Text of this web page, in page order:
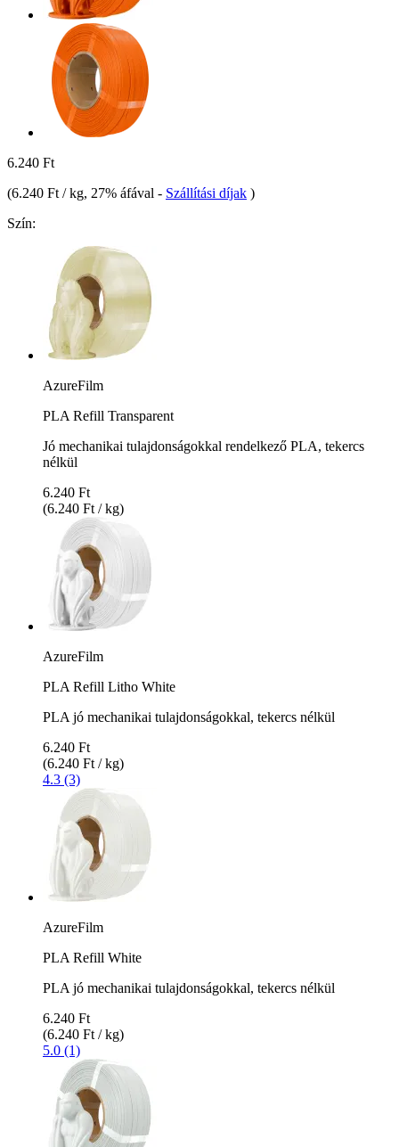
6.240 Ft
(6.240 Ft / kg, 27% áfával - Szállítási díjak )
Szín:
AzureFilm
PLA Refill Transparent
Jó mechanikai tulajdonságokkal rendelkező PLA, tekercs
nélkül
6.240 Ft
(6.240 Ft / kg)
AzureFilm
PLA Refill Litho White
PLA jó mechanikai tulajdonságokkal, tekercs nélkül
6.240 Ft
(6.240 Ft / kg)
4.3 (3)
AzureFilm
PLA Refill White
PLA jó mechanikai tulajdonságokkal, tekercs nélkül
6.240 Ft
(6.240 Ft / kg)
5.0 (1)